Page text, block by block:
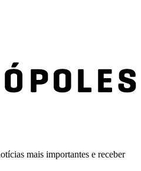
mais importantes e receber